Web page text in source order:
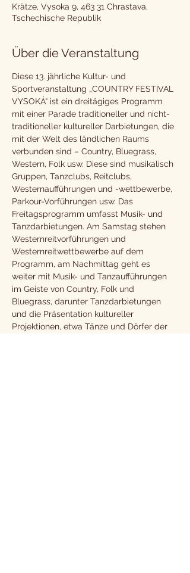
Krätze, Vysoka 9, 463 31 Chrastava,
Tschechische Republik
Über die Veranstaltung
Diese 13. jährliche Kultur- und
Sportveranstaltung „COUNTRY FESTIVAL
VYSOKÁ“ ist ein dreitägiges Programm
mit einer Parade traditioneller und nicht-
traditioneller kultureller Darbietungen, die
mit der Welt des ländlichen Raums
verbunden sind – Country, Bluegrass,
Western, Folk usw. Diese sind musikalisch
Gruppen, Tanzclubs, Reitclubs,
Westernaufführungen und -wettbewerbe,
Parkour-Vorführungen usw. Das
Freitagsprogramm umfasst Musik- und
Tanzdarbietungen. Am Samstag stehen
Westernreitvorführungen und
Westernreitwettbewerbe auf dem
Programm, am Nachmittag geht es
weiter mit Musik- und Tanzaufführungen
im Geiste von Country, Folk und
Bluegrass, darunter Tanzdarbietungen
und die Präsentation kultureller
Projektionen, etwa Tänze und Dörfer der